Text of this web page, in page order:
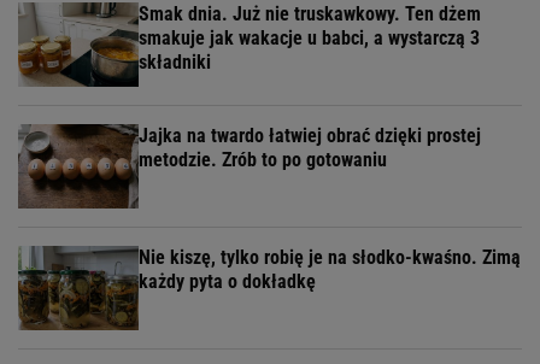
Smak dnia. Już nie truskawkowy. Ten dżem
smakuje jak wakacje u babci, a wystarczą 3
składniki
Jajka na twardo łatwiej obrać dzięki prostej
metodzie. Zrób to po gotowaniu
Nie kiszę, tylko robię je na słodko-kwaśno. Zimą
każdy pyta o dokładkę